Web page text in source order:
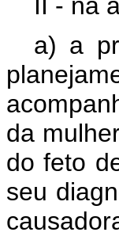
a) a
da
do feto
seu